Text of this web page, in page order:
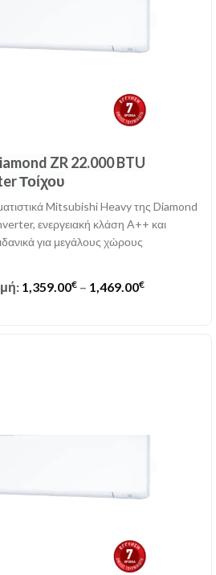
ZR 22.000 BTU
Τοίχου
Mitsubishi Heavy της Diamond
ενεργειακή κλάση A++ και
για μεγάλους χώρους
1,359.00€ – 1,469.00€Price